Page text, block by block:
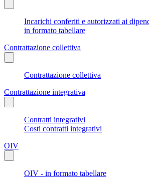
Incarichi conferiti e autorizzati ai
in formato tabellare
Contrattazione collettiva
Contrattazione collettiva
Contrattazione integrativa
Contratti integrativi
Costi contratti integrativi
OIV
OIV - in formato tabellare